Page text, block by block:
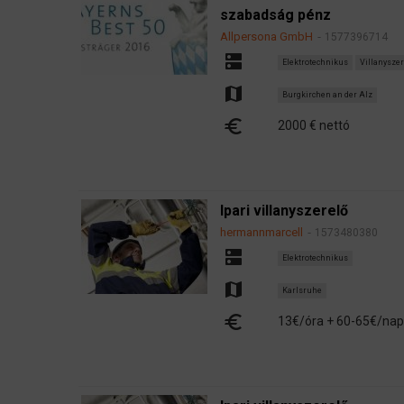
szabadság pénz
Allpersona GmbH 1577396714
dns Elektrotechnikus
map Burgkirchen an der Alz
euro 2000 € nettó
Ipari villanyszerelő
hermannmarcell 1573480380
dns Elektrotechnikus
map Karlsruhe
euro 13€/óra + 60-65€/nap